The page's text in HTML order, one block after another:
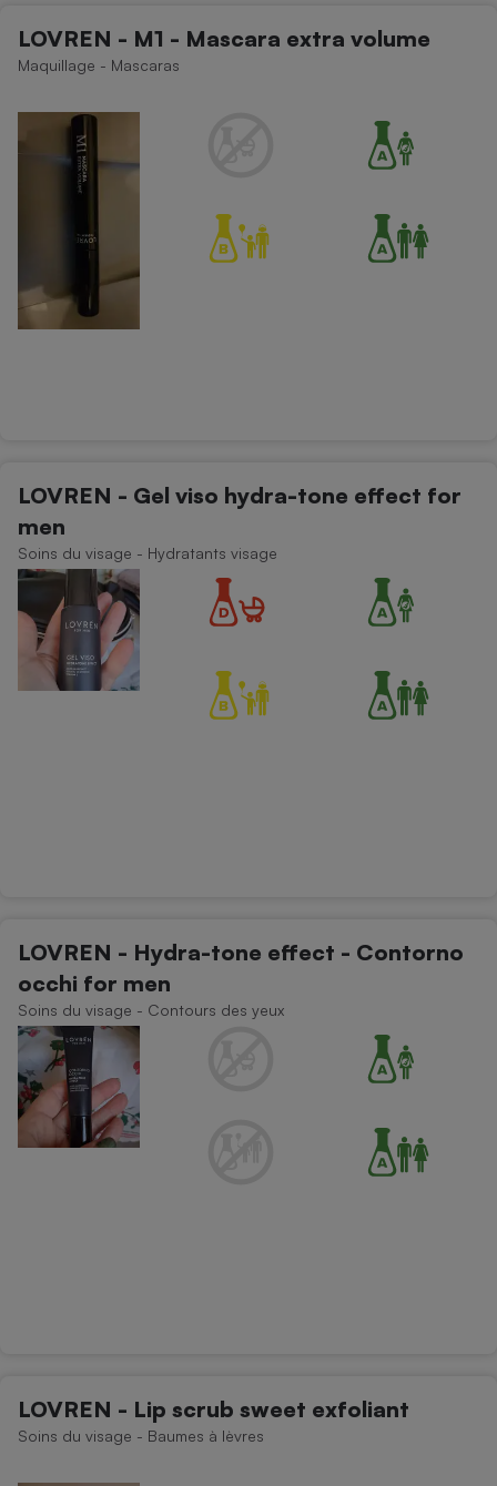
LOVREN - M1 - Mascara extra volume
Maquillage - Mascaras
LOVREN - Gel viso hydra-tone effect for
men
Soins du visage - Hydratants visage
LOVREN - Hydra-tone effect - Contorno
occhi for men
Soins du visage - Contours des yeux
LOVREN - Lip scrub sweet exfoliant
Soins du visage - Baumes à lèvres